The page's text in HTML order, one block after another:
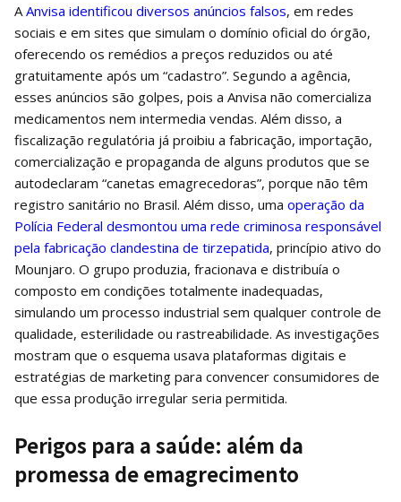
A Anvisa identificou diversos anúncios falsos, em redes
sociais e em sites que simulam o domínio oficial do órgão,
oferecendo os remédios a preços reduzidos ou até
gratuitamente após um “cadastro”. Segundo a agência,
esses anúncios são golpes, pois a Anvisa não comercializa
medicamentos nem intermedia vendas. Além disso, a
fiscalização regulatória já proibiu a fabricação, importação,
comercialização e propaganda de alguns produtos que se
autodeclaram “canetas emagrecedoras”, porque não têm
registro sanitário no Brasil. Além disso, uma operação da
Polícia Federal desmontou uma rede criminosa responsável
pela fabricação clandestina de tirzepatida, princípio ativo do
Mounjaro. O grupo produzia, fracionava e distribuía o
composto em condições totalmente inadequadas,
simulando um processo industrial sem qualquer controle de
qualidade, esterilidade ou rastreabilidade. As investigações
mostram que o esquema usava plataformas digitais e
estratégias de marketing para convencer consumidores de
que essa produção irregular seria permitida.
Perigos para a saúde: além da
promessa de emagrecimento